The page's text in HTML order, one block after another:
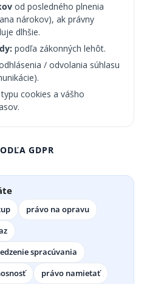
od posledného plnenia
nárokov), ak právny
dlhšie.
podľa zákonných lehôt.
/ odvolania súhlasu
cookies a vášho
GDPR
právo na opravu
spracúvania
právo namietať